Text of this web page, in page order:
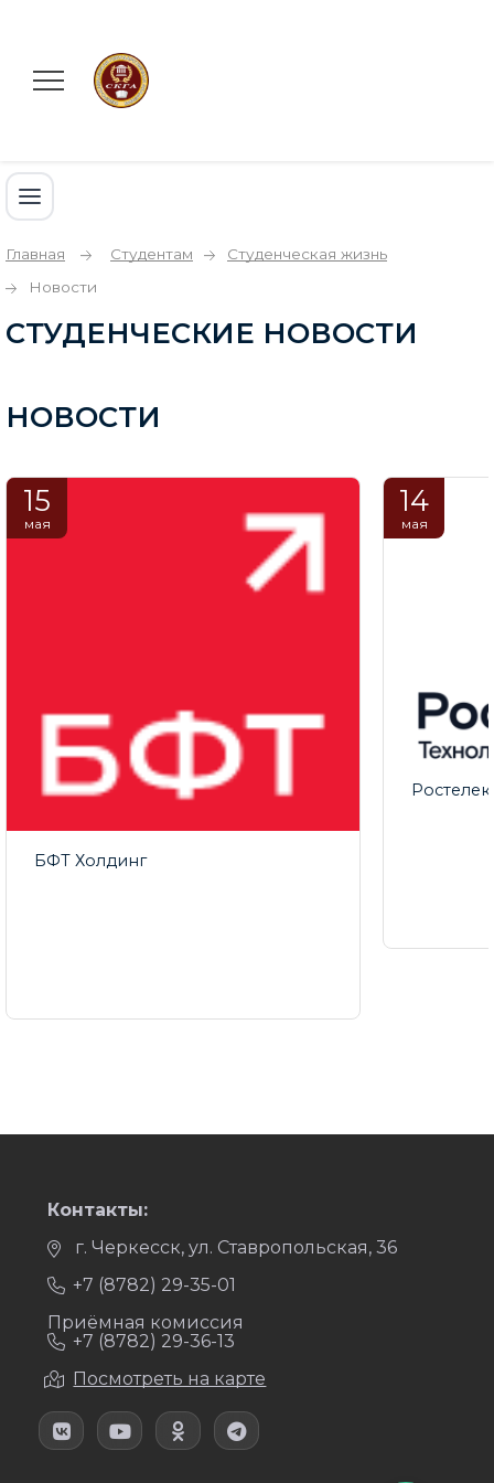
Главная Студентам
Студенческая жизнь
Новости
СТУДЕНЧЕСКИЕ НОВОСТИ
НОВОСТИ
15
мая
БФТ Холдинг
14
мая
Контакты:
г. Черкесск, ул. Ставропольская, 36
+7 (8782) 29-35-01
Приёмная комиссия
+7 (8782) 29-36-13
Посмотреть на карте